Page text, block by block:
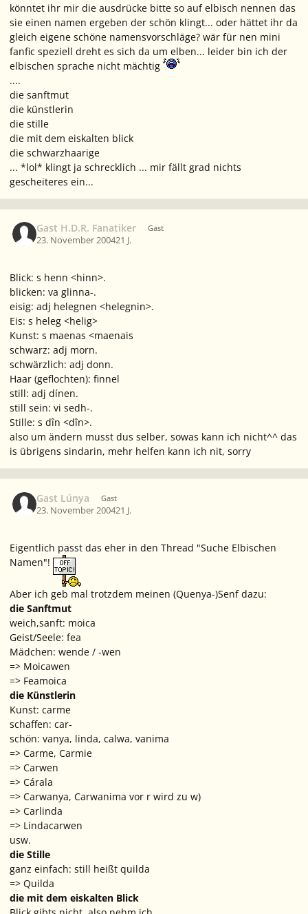
könntet ihr mir die ausdrücke bitte so auf elbisch nennen das
sie einen namen ergeben der schön klingt... oder hättet ihr da
gleich eigene schöne namensvorschläge? wär für nen mini
fanfic speziell dreht es sich da um elben... leider bin ich der
elbischen sprache nicht mächtig
....
die sanftmut
die künstlerin
die stille
die mit dem eiskalten blick
die schwarzhaarige
... *lol* klingt ja schrecklich ... mir fällt grad nichts
gescheiteres ein...
Gast H.D.R. Fanatiker Gast
23. November 200421 J.
Blick: s henn <hinn>.
blicken: va glinna-.
eisig: adj helegnen <helegnin>.
Eis: s heleg <helig>
Kunst: s maenas <maenais
schwarz: adj morn.
schwärzlich: adj donn.
Haar (geflochten): finnel
still: adj dínen.
still sein: vi sedh-.
Stille: s dîn <dîn>.
also um ändern musst dus selber, sowas kann ich nicht^^ das
is übrigens sindarin, mehr helfen kann ich nit, sorry
Gast Lúnya Gast
23. November 200421 J.
Eigentlich passt das eher in den Thread "Suche Elbischen
Namen"!
Aber ich geb mal trotzdem meinen (Quenya-)Senf dazu:
die Sanftmut
weich,sanft: moica
Geist/Seele: fea
Mädchen: wende / -wen
=> Moicawen
=> Feamoica
die Künstlerin
Kunst: carme
schaffen: car-
schön: vanya, linda, calwa, vanima
=> Carme, Carmie
=> Carwen
=> Cárala
=> Carwanya, Carwanima vor r wird zu w)
=> Carlinda
=> Lindacarwen
usw.
die Stille
ganz einfach: still heißt quilda
=> Quilda
die mit dem eiskalten Blick